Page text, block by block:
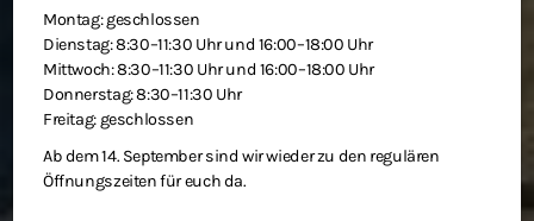
Montag: geschlossen
Dienstag: 8:30–11:30 Uhr und 16:00–18:00 Uhr
Mittwoch: 8:30–11:30 Uhr und 16:00–18:00 Uhr
Donnerstag: 8:30–11:30 Uhr
Freitag: geschlossen
Ab dem 14. September sind wir wieder zu den regulären
Öffnungszeiten für euch da.